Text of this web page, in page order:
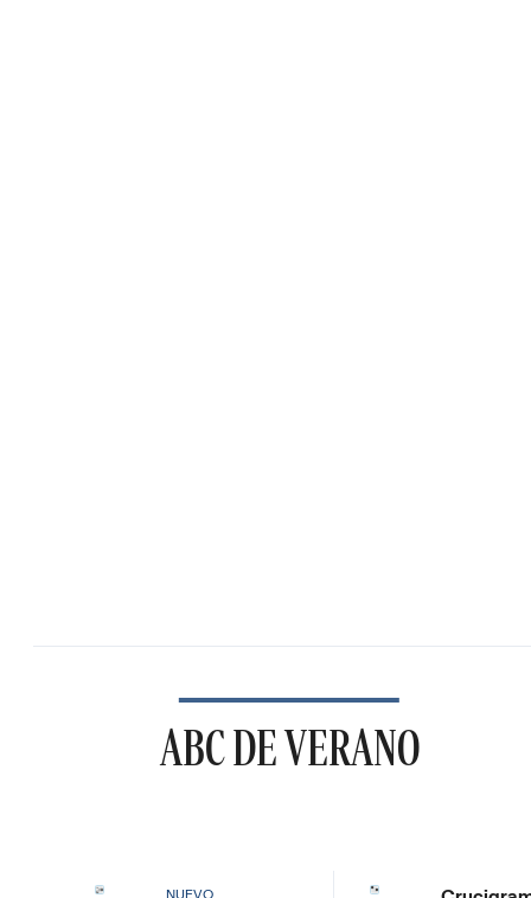
ABC DE VERANO
NUEVO